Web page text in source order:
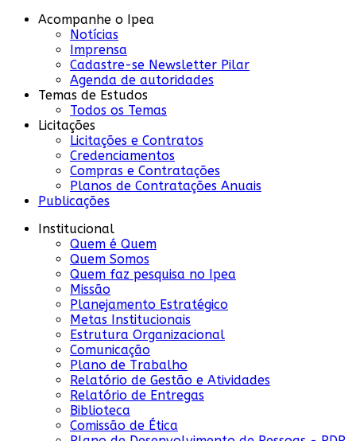
Acompanhe o Ipea
Notícias
Imprensa
Cadastre-se Newsletter Pilar
Agenda de autoridades
Temas de Estudos
Todos os Temas
Licitações
Licitações e Contratos
Credenciamentos
Compras e Contratações
Planos de Contratações Anuais
Publicações
Institucional
Quem é Quem
Quem Somos
Quem faz pesquisa no Ipea
Missão
Planejamento Estratégico
Metas Institucionais
Estrutura Organizacional
Comunicação
Plano de Trabalho
Relatório de Gestão e Atividades
Relatório de Entregas
Biblioteca
Comissão de Ética